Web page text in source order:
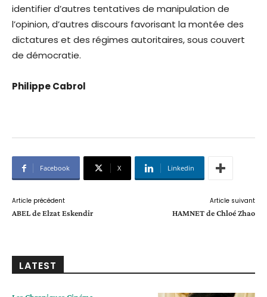
identifier d’autres tentatives de manipulation de
l’opinion, d’autres discours favorisant la montée des
dictatures et des régimes autoritaires, sous couvert
de démocratie.
Philippe Cabrol
Facebook X Linkedin
Article précédent
ABEL de Elzat Eskendir
Article suivant
HAMNET de Chloé Zhao
LATEST